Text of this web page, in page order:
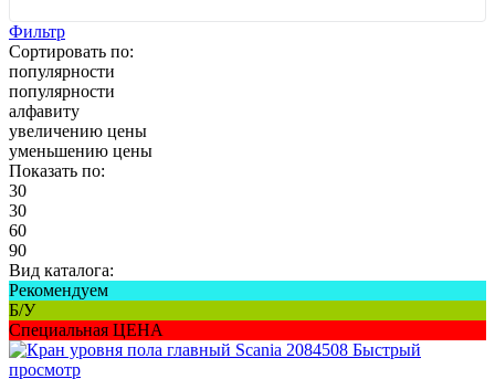
Фильтр
Сортировать по:
популярности
популярности
алфавиту
увеличению цены
уменьшению цены
Показать по:
30
30
60
90
Вид каталога:
Рекомендуем
Б/У
Специальная ЦЕНА
Быстрый
просмотр